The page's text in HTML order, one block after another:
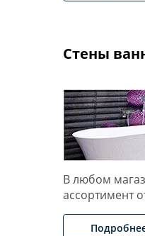
Стены
В любом
ассортимент